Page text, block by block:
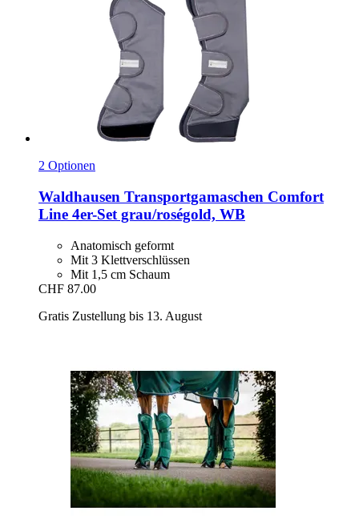
2 Optionen
Waldhausen Transportgamaschen Comfort
Line 4er-​Set grau/roségold, WB
Anatomisch geformt
Mit 3 Klettverschlüssen
Mit 1,5 cm Schaum
CHF 87.00
Gratis Zustellung bis 13. August